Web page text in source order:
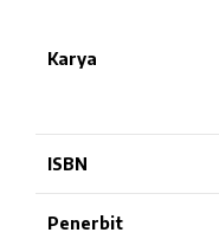
Karya
ISBN
Penerbit